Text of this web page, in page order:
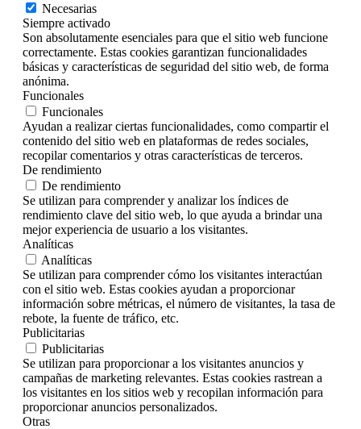
Necesarias
Siempre activado
Son absolutamente esenciales para que el sitio web funcione
correctamente. Estas cookies garantizan funcionalidades
básicas y características de seguridad del sitio web, de forma
anónima.
Funcionales
Funcionales
Ayudan a realizar ciertas funcionalidades, como compartir el
contenido del sitio web en plataformas de redes sociales,
recopilar comentarios y otras características de terceros.
De rendimiento
De rendimiento
Se utilizan para comprender y analizar los índices de
rendimiento clave del sitio web, lo que ayuda a brindar una
mejor experiencia de usuario a los visitantes.
Analíticas
Analíticas
Se utilizan para comprender cómo los visitantes interactúan
con el sitio web. Estas cookies ayudan a proporcionar
información sobre métricas, el número de visitantes, la tasa de
rebote, la fuente de tráfico, etc.
Publicitarias
Publicitarias
Se utilizan para proporcionar a los visitantes anuncios y
campañas de marketing relevantes. Estas cookies rastrean a
los visitantes en los sitios web y recopilan información para
proporcionar anuncios personalizados.
Otras